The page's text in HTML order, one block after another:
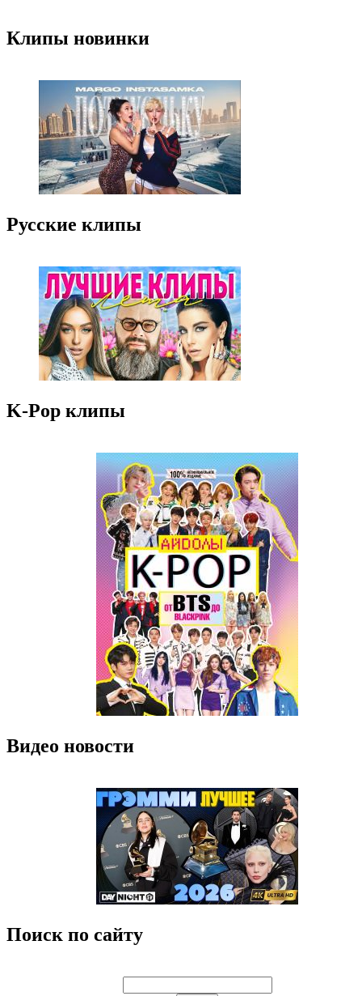
Клипы новинки
Русские клипы
K-Pop клипы
Видео новости
Поиск по сайту